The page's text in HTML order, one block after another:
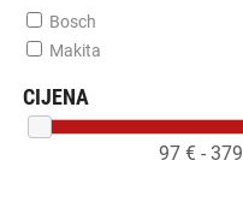
Bosch
Makita
CIJENA
97€ - 379